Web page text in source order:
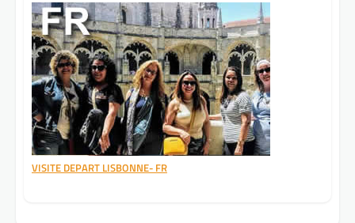
VISITE DEPART LISBONNE- FR